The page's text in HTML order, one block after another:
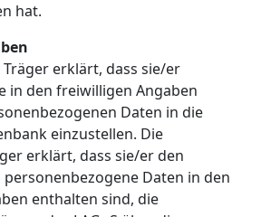
hat.
erklärt, dass sie/er
in den freiwilligen Angaben
einzustellen. Die
erklärt, dass sie/er den
Daten in den